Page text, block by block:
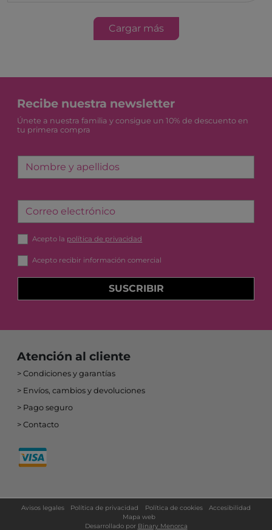
Cargar más
Recibe nuestra newsletter
Únete a nuestra familia y consigue un 10% de descuento en
tu primera compra
Nombre y apellidos
Correo electrónico
Acepto la política de privacidad
Acepto recibir información comercial
SUSCRIBIR
Atención al cliente
Condiciones y garantías
Envíos, cambios y devoluciones
Pago seguro
Contacto
Avisos legales Política de privacidad Política de cookies
Accesibilidad
Mapa web
Desarrollado por Binary Menorca